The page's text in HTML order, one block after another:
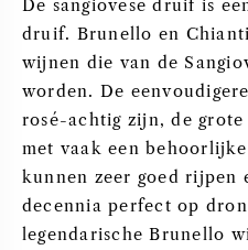
ZOETE WIJN
CABERNET SAUVIGNON
De sangiovese druif is
druif. Brunello en
wijnen die van de
worden. De
rosé-achtig zijn, de
met vaak een
kunnen zeer goed rijpen
decennia perfect op
legendarische Brunello